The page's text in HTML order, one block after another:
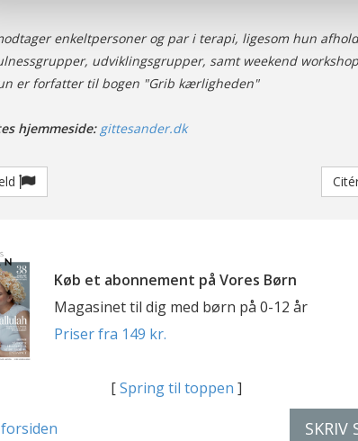
af dine personoplysninger i forbindelse hermed
enkeltpersoner og par i terapi, ligesom hun
udviklingsgrupper, samt weekend
er forfatter til bogen "Grib kærligheden"
hjemmeside: gittesander.dk
Køb et abonnement på Vores Børn
Magasinet til dig med børn på 0-12 år
Priser fra 149 kr.
[Spring til toppen ]
SKRIV